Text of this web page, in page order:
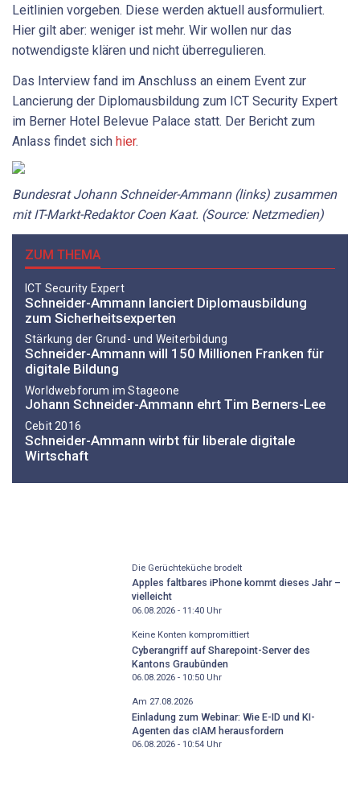
Leitlinien vorgeben. Diese werden aktuell ausformuliert.
Hier gilt aber: weniger ist mehr. Wir wollen nur das
notwendigste klären und nicht überregulieren.
Das Interview fand im Anschluss an einem Event zur
Lancierung der Diplomausbildung zum ICT Security Expert
im Berner Hotel Belevue Palace statt. Der Bericht zum
Anlass findet sich hier.
Bundesrat Johann Schneider-Ammann (links) zusammen
mit IT-Markt-Redaktor Coen Kaat. (Source: Netzmedien)
ZUM THEMA
ICT Security Expert
Schneider-Ammann lanciert Diplomausbildung
zum Sicherheitsexperten
Stärkung der Grund- und Weiterbildung
Schneider-Ammann will 150 Millionen Franken für
digitale Bildung
Worldwebforum im Stageone
Johann Schneider-Ammann ehrt Tim Berners-Lee
Cebit 2016
Schneider-Ammann wirbt für liberale digitale
Wirtschaft
Die Gerüchteküche brodelt
Apples faltbares iPhone kommt dieses Jahr –
vielleicht
06.08.2026 - 11:40Uhr
Keine Konten kompromittiert
Cyberangriff auf Sharepoint-Server des
Kantons Graubünden
06.08.2026 - 10:50Uhr
Am 27.08.2026
Einladung zum Webinar: Wie E-ID und KI-
Agenten das cIAM herausfordern
06.08.2026 - 10:54Uhr